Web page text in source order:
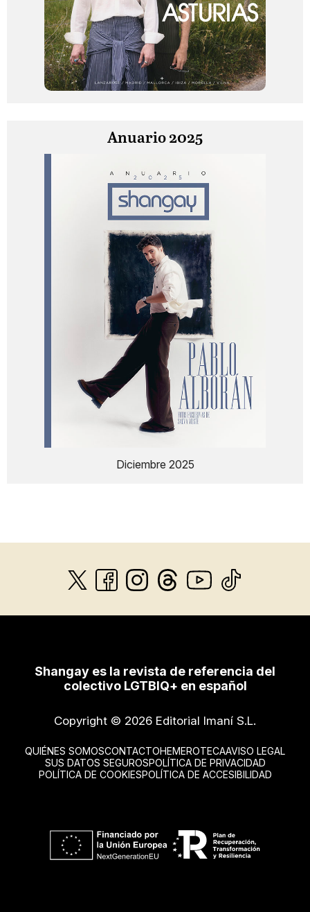
Anuario 2025
Diciembre 2025
Shangay es la revista de referencia del
colectivo LGTBIQ+ en español
Copyright © 2026 Editorial Imaní S.L.
QUIÉNES SOMOSCONTACTOHEMEROTECAAVISO LEGAL
SUS DATOS SEGUROSPOLÍTICA DE PRIVACIDAD
POLÍTICA DE COOKIESPOLÍTICA DE ACCESIBILIDAD